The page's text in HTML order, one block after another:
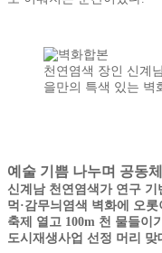
천연염색 장인 신계
을만의 특색 있는 벽
예술 기쁨 나누며 공동
신계남 천연염색가 연구 기
먹·감무늬염색 벽화에 오롯
축제 열고 100m 천 물들이기
도시재생사업 선정 머리 맞